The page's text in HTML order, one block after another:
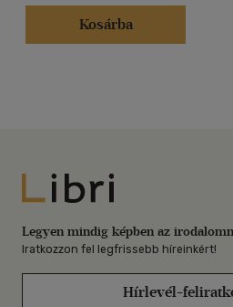
Kosárba
Libri
Legyen mindig képben az
Iratkozzon fel legfrissebb híreinkért!
Hírlevél-